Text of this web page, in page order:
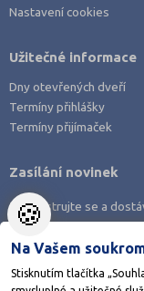
Semily (1)
Šumperk (2)
Tábor (2)
Třebíč (1)
Uherské Hradiště (1)
Ústí nad Labem (1)
Vsetín (2)
Nastavení cookies
Užitečné informace
Dny otevřených dveří
Termíny přihlášky
Termíny přijímaček
Zasílání novinek
Zaregistrujte se a
🍪
Na Vašem
Stisknutím tlačítka